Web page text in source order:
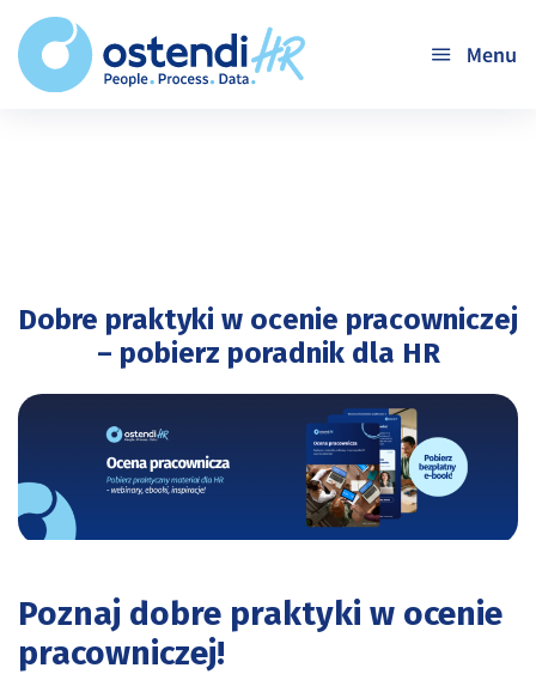
Dobre praktyki w ocenie pracowniczej
– pobierz poradnik dla HR
Poznaj dobre praktyki w ocenie
pracowniczej!